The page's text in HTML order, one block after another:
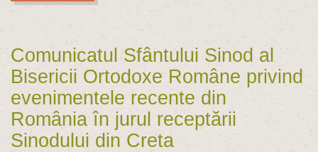
Comunicatul Sfântului Sinod al
Bisericii Ortodoxe Române privind
evenimentele recente din
România în jurul receptării
Sinodului din Creta